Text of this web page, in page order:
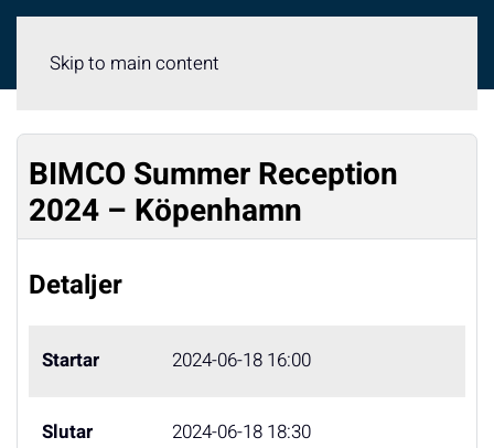
Skip to main content
BIMCO Summer Reception
2024 – Köpenhamn
Detaljer
Startar 2024-06-18 16:00
Slutar 2024-06-18 18:30